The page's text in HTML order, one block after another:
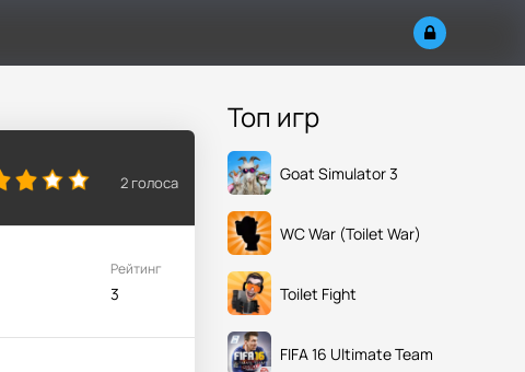
2 голоса
Рейтинг
3
Топ игр
Goat Simulator 3
WC War (Toilet War)
Toilet Fight
FIFA 16 Ultimate Team